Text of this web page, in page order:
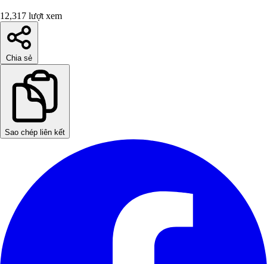
12,317 lượt xem
Chia sẻ
Sao chép liên kết